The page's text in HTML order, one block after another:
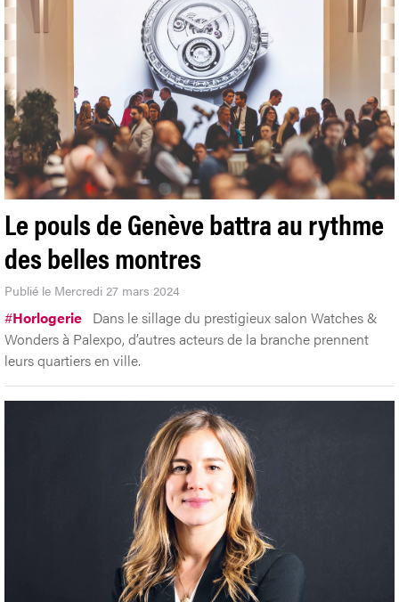
Le pouls de Genève battra au rythme
des belles montres
Publié le Mercredi 27 mars 2024
#Horlogerie Dans le sillage du prestigieux salon Watches &
Wonders à Palexpo, d’autres acteurs de la branche prennent
leurs quartiers en ville.